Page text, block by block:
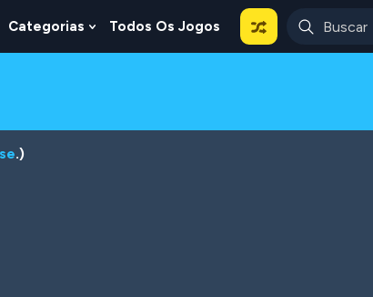
Categorias Show
Submenu
Todos Os Jogos
.)